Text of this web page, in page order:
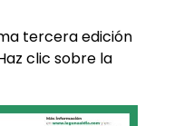
tercera edición
clic sobre la